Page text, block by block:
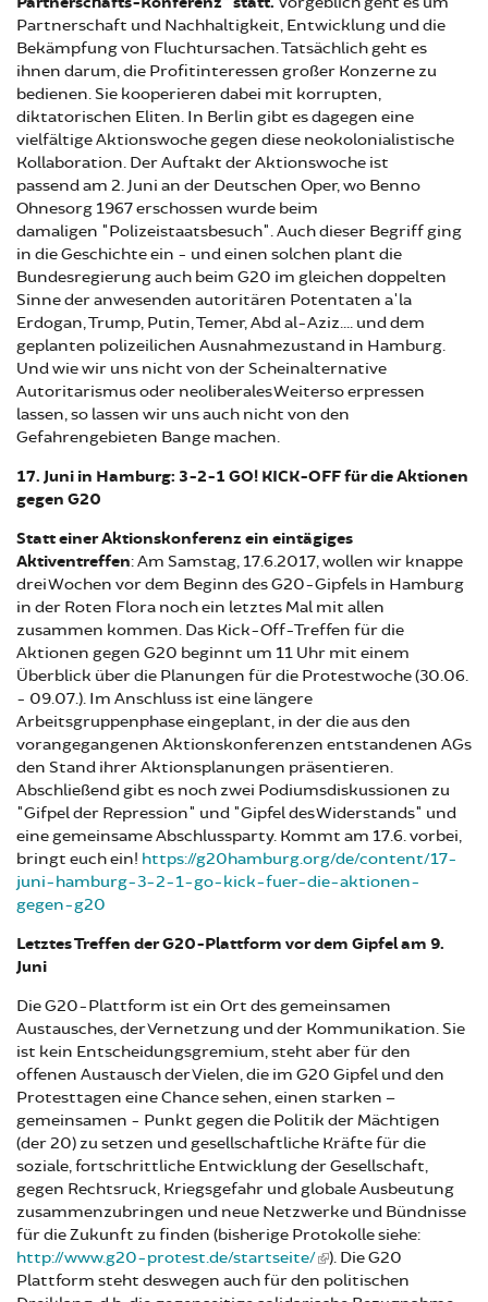
Partnerschaft und Nachhaltigkeit, Entwicklung und die
Bekämpfung von Fluchtursachen. Tatsächlich geht es
ihnen darum, die Profitinteressen großer Konzerne zu
bedienen. Sie kooperieren dabei mit korrupten,
diktatorischen Eliten. In Berlin gibt es dagegen eine
vielfältige Aktionswoche gegen diese neokolonialistische
Kollaboration. Der Auftakt der Aktionswoche ist
passendam 2. Juni an der Deutschen Oper, wo Benno
Ohnesorg 1967 erschossen wurde beim
damaligen "Polizeistaatsbesuch". Auch dieser Begriff ging
in die Geschichte ein - und einen solchen plant die
Bundesregierung auch beim G20 im gleichen doppelten
Sinne der anwesenden autoritären Potentaten a'la
Erdogan, Trump, Putin, Temer, Abd al-Aziz.... und dem
geplanten polizeilichen Ausnahmezustand in Hamburg.
Und wie wir uns nicht von der Scheinalternative
Autoritarismus oder neoliberales Weiterso erpressen
lassen, so lassen wir uns auch nicht von den
Gefahrengebieten Bange machen.
17. Juni in Hamburg: 3-2-1 GO! KICK-OFF für die Aktionen
gegen G20
Statt einer Aktionskonferenz ein eintägiges
Aktiventreffen: Am Samstag, 17.6.2017, wollen wir knappe
drei Wochen vor dem Beginn des G20-Gipfels in Hamburg
in der Roten Flora noch ein letztes Mal mit allen
zusammen kommen. Das Kick-Off-Treffen für die
Aktionen gegen G20 beginnt um 11 Uhr mit einem
Überblick über die Planungen für die Protestwoche (30.06.
- 09.07.). Im Anschluss ist eine längere
Arbeitsgruppenphase eingeplant, in der die aus den
vorangegangenen Aktionskonferenzen entstandenen AGs
den Stand ihrer Aktionsplanungen präsentieren.
Abschließend gibt es noch zwei Podiumsdiskussionen zu
"Gifpel der Repression" und "Gipfel des Widerstands" und
eine gemeinsame Abschlussparty. Kommt am 17.6. vorbei,
bringt euch ein! https://g20hamburg.org/de/content/17-
juni-hamburg-3-2-1-go-kick-fuer-die-aktionen-
gegen-g20
Letztes Treffen der G20-Plattform vor dem Gipfel am 9.
Juni
Die G20-Plattform ist ein Ort des gemeinsamen
Austausches, der Vernetzung und der Kommunikation. Sie
ist kein Entscheidungsgremium, steht aber für den
offenen Austausch der Vielen, die im G20 Gipfel und den
Protesttagen eine Chance sehen, einen starken –
gemeinsamen - Punkt gegen die Politik der Mächtigen
(der 20) zu setzen und gesellschaftliche Kräfte für die
soziale, fortschrittliche Entwicklung der Gesellschaft,
gegen Rechtsruck, Kriegsgefahr und globale Ausbeutung
zusammenzubringen und neue Netzwerke und Bündnisse
für die Zukunft zu finden (bisherige Protokolle siehe:
http://www.g20-protest.de/startseite/
). Die G20
Plattform steht deswegen auch für den politischen